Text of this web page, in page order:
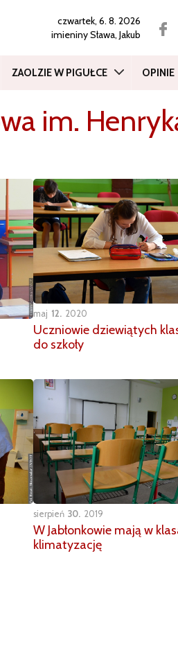
czwartek, 6. 8. 2026
imieninySława, Jakub
ZAOLZIE W PIGUŁCE OPINIE
im.
maj 12 2020
Uczniowie dziewiątych
do szkoły
sierpień 30 2019
W Jabłonkowie mają w
klimatyzację